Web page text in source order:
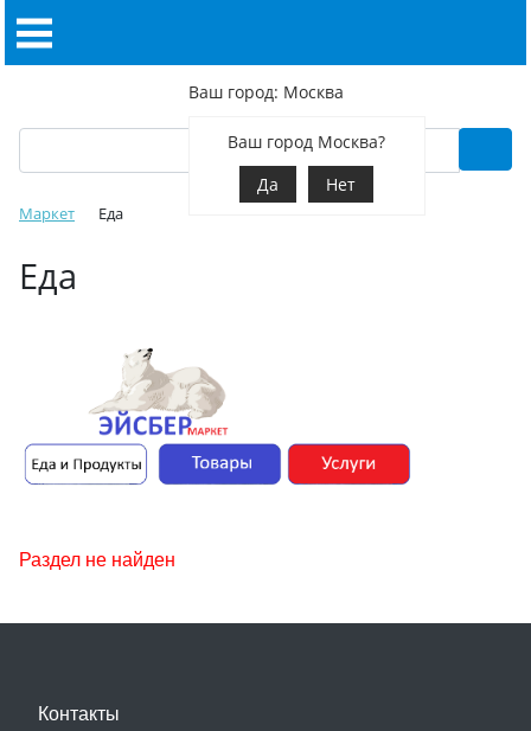
Ваш город: Москва
Ваш город Москва?
Да
Нет
Маркет Еда
Еда
Раздел не найден
Контакты